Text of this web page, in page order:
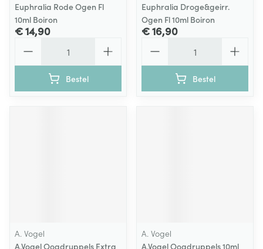
Euphralia Rode Ogen Fl
10ml Boiron
€ 14,90
Bestel
Euphralia Droge&geirr.
Ogen Fl 10ml Boiron
€ 16,90
Bestel
A. Vogel
A.Vogel Oogdruppels Extra
A. Vogel
A.Vogel Oogdruppels 10ml